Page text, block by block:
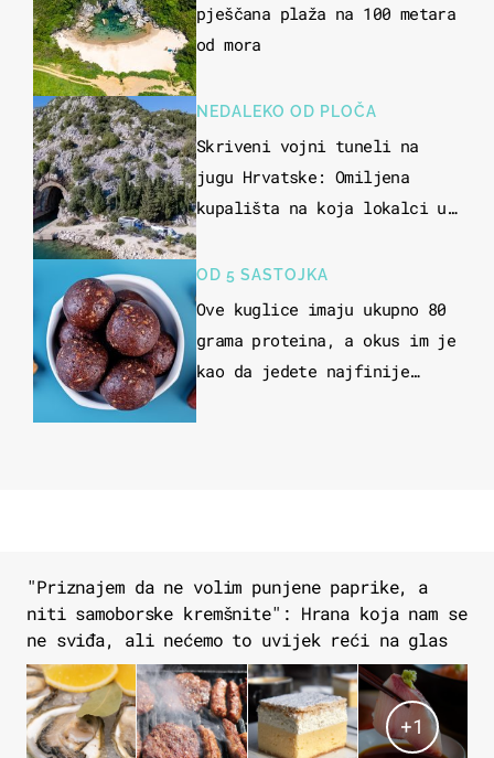
pješčana plaža na 100 metara
od mora
NEDALEKO OD PLOČA
Skriveni vojni tuneli na
jugu Hrvatske: Omiljena
kupališta na koja lokalci u
u more
OD 5 SASTOJKA
Ove kuglice imaju ukupno 80
grama proteina, a okus im je
kao da jedete najfinije
"Priznajem da ne volim punjene paprike, a
niti samoborske kremšnite": Hrana koja nam se
ne sviđa, ali nećemo to uvijek reći na glas
+1